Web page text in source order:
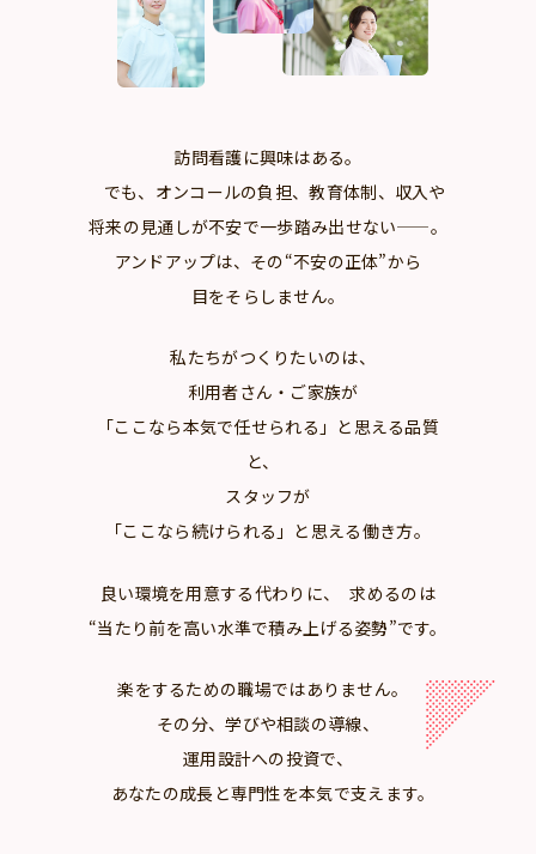
訪問看護に興味はある。
でも、オンコールの負担、教育体制、収入や
将来の見通しが不安で一歩踏み出せない——。
アンドアップは、その“不安の正体”から
目をそらしません。
私たちがつくりたいのは、
利用者さん・ご家族が
「ここなら本気で任せられる」と思える品質
と、
スタッフが
「ここなら続けられる」と思える働き方。
良い環境を用意する代わりに、 求めるのは
“当たり前を高い水準で積み上げる姿勢”です。
楽をするための職場ではありません。
その分、学びや相談の導線、
運用設計への投資で、
あなたの成長と専門性を本気で支えます。